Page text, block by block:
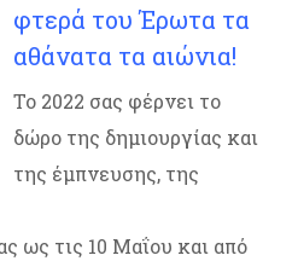
φτερά του Έρωτα τα
αθάνατα τα αιώνια!
Το 2022 σας φέρνει το
δώρο της δημιουργίας και
της έμπνευσης, της
ως τις 10 Μαΐου και από